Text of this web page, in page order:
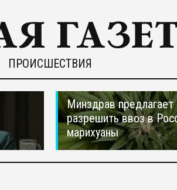
ПРОИСШЕСТВИЯ
Минздрав предлагает
разрешить ввоз в
марихуаны